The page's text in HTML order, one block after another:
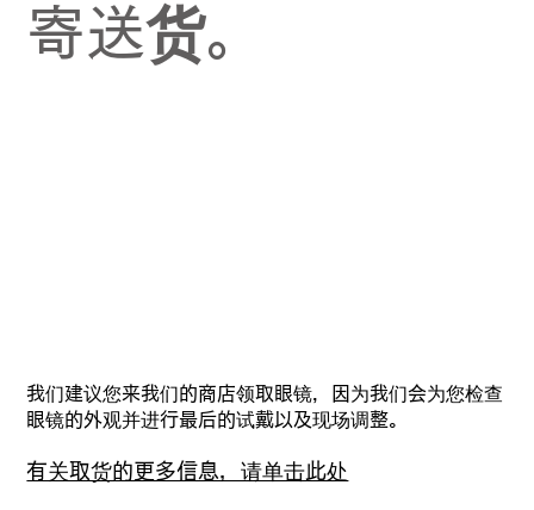
寄送货。
我们建议您来我们的商店领取眼镜，因为我们会为您检查
眼镜的外观并进行最后的试戴以及现场调整。
有关取货的更多信息，请单击此处